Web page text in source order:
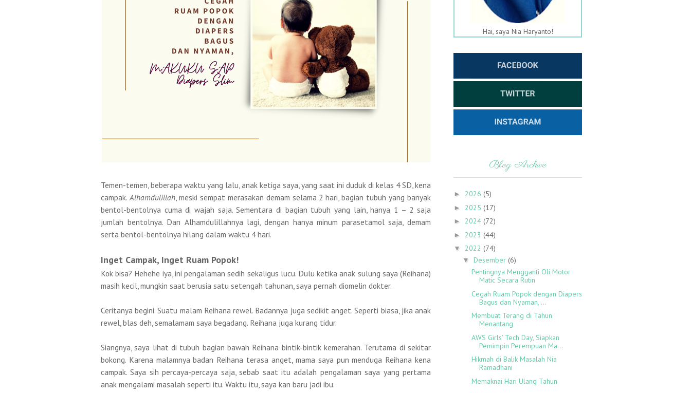
Temen-temen, beberapa waktu yang lalu, anak ketiga saya, yang saat ini duduk di kelas 4 SD, kena
campak.Alhamdulillah, meski sempat merasakan demam selama 2 hari, bagian tubuh yang banyak
bentol-bentolnya cuma di wajah saja. Sementara di bagian tubuh yang lain, hanya 1 – 2 saja
jumlah bentolnya. Dan Alhamdulillahnya lagi, dengan hanya minum parasetamol saja, demam
serta bentol-bentolnya hilang dalam waktu 4 hari.
Inget Campak, Inget Ruam Popok!
Kok bisa? Hehehe iya, ini pengalaman sedih sekaligus lucu. Dulu ketika anak sulung saya (Reihana)
masih kecil, mungkin saat berusia satu setengah tahunan, saya pernah diomelin dokter.
Ceritanya begini. Suatu malam Reihana rewel. Badannya juga sedikit anget. Seperti biasa, jika anak
rewel, blas deh, semalamam saya begadang. Reihana juga kurang tidur.
Siangnya, saya lihat di tubuh bagian bawah Reihana bintik-bintik kemerahan. Terutama di sekitar
bokong. Karena malamnya badan Reihana terasa anget, mama saya pun menduga Reihana kena
campak. Saya sih percaya-percaya saja, sebab saat itu adalah pengalaman saya yang pertama
anak mengalami masalah seperti itu. Waktu itu, saya kan baru jadi ibu.
Hai, saya Nia Haryanto!
Blog Archive
► 2026 (5)
► 2025 (17)
► 2024 (72)
► 2023 (44)
▼ 2022 (74)
▼ Desember (6)
Pentingnya Mengganti Oli Motor
Matic Secara Rutin
Cegah Ruam Popok dengan Diapers
Bagus dan Nyaman, ...
Membuat Terang di Tahun
Menantang
AWS Girls’ Tech Day, Siapkan
Pemimpin Perempuan Ma...
Hikmah di Balik Masalah Nia
Ramadhani
Memaknai Hari Ulang Tahun